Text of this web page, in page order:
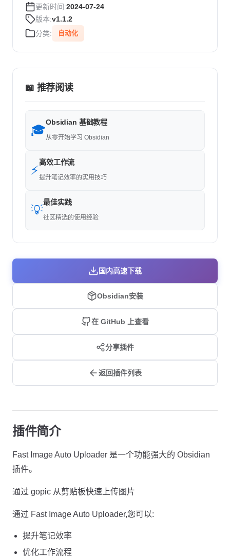
更新时间:2024-07-24
版本:v1.1.2
分类:
自动化
📖 推荐阅读
🎓
Obsidian 基础教程
从零开始学习 Obsidian
⚡
高效工作流
提升笔记效率的实用技巧
💡
最佳实践
社区精选的使用经验
国内高速下载
Obsidian安装
在 GitHub 上查看
分享插件
返回插件列表
插件简介
Fast Image Auto Uploader 是一个功能强大的 Obsidian
插件。
通过 gopic 从剪贴板快速上传图片
通过 Fast Image Auto Uploader,您可以:
提升笔记效率
优化工作流程